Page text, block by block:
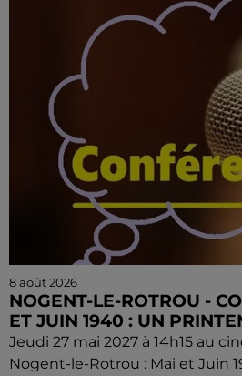
8 août 2026
NOGENT-LE-ROTROU -
ET JUIN 1940 : UN
Jeudi 27 mai 2027 à 14h15 au
Nogent-le-Rotrou : Mai et Juin